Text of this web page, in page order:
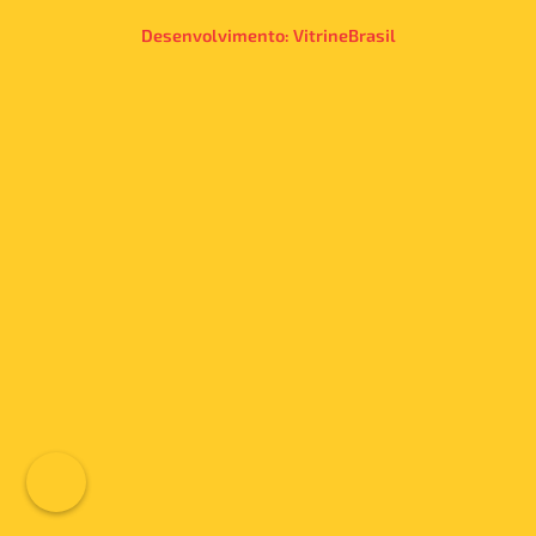
Desenvolvimento: VitrineBrasil